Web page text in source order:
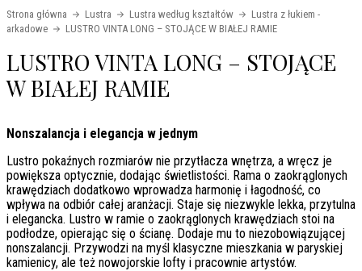
Strona główna Lustra Lustra według kształtów
Lustra z łukiem -
arkadowe
LUSTRO VINTA LONG – STOJĄCE W BIAŁEJ RAMIE
LUSTRO VINTA LONG – STOJĄCE
W BIAŁEJ RAMIE
Nonszalancja i elegancja w jednym
Lustro pokaźnych rozmiarów nie przytłacza wnętrza, a wręcz je
powiększa optycznie, dodając świetlistości. Rama o zaokrąglonych
krawędziach dodatkowo wprowadza harmonię i łagodność, co
wpływa na odbiór całej aranżacji. Staje się niezwykle lekka, przytulna
i elegancka. Lustro w ramie o zaokrąglonych krawędziach stoi na
podłodze, opierając się o ścianę. Dodaje mu to niezobowiązującej
nonszalancji. Przywodzi na myśl klasyczne mieszkania w paryskiej
kamienicy, ale też nowojorskie lofty i pracownie artystów.